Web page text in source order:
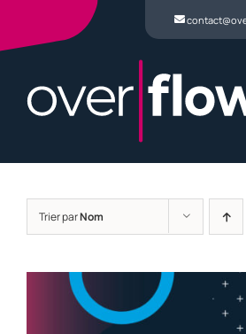
contenu
Trier parNom